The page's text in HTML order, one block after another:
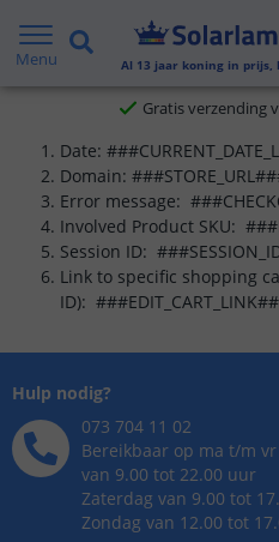
Menu Al 13 jaar koning in prijs,
2 jaar
Gratis verzending
Voor 23:45 uur
Date:
Domain:
Error message:
Involved Product SKU:
Session ID:
Link to specific shopping
ID):
Hulp nodig?
073 704 11 02
Bereikbaar op ma t/m vr
van 9.00 tot 22.00 uur
Zaterdag van 9.00 tot
Zondag van 12.00 tot